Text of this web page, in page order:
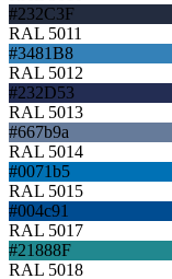
#232C3F
RAL 5011
#3481B8
RAL 5012
#232D53
RAL 5013
#667b9a
RAL 5014
#0071b5
RAL 5015
#004c91
RAL 5017
#21888F
RAL 5018